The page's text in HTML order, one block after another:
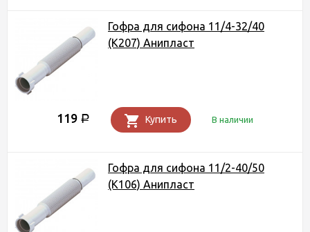
Гофра для сифона 11/4-32/40
(K207) Анипласт
119 Р Купить В наличии
Гофра для сифона 11/2-40/50
(K106) Анипласт